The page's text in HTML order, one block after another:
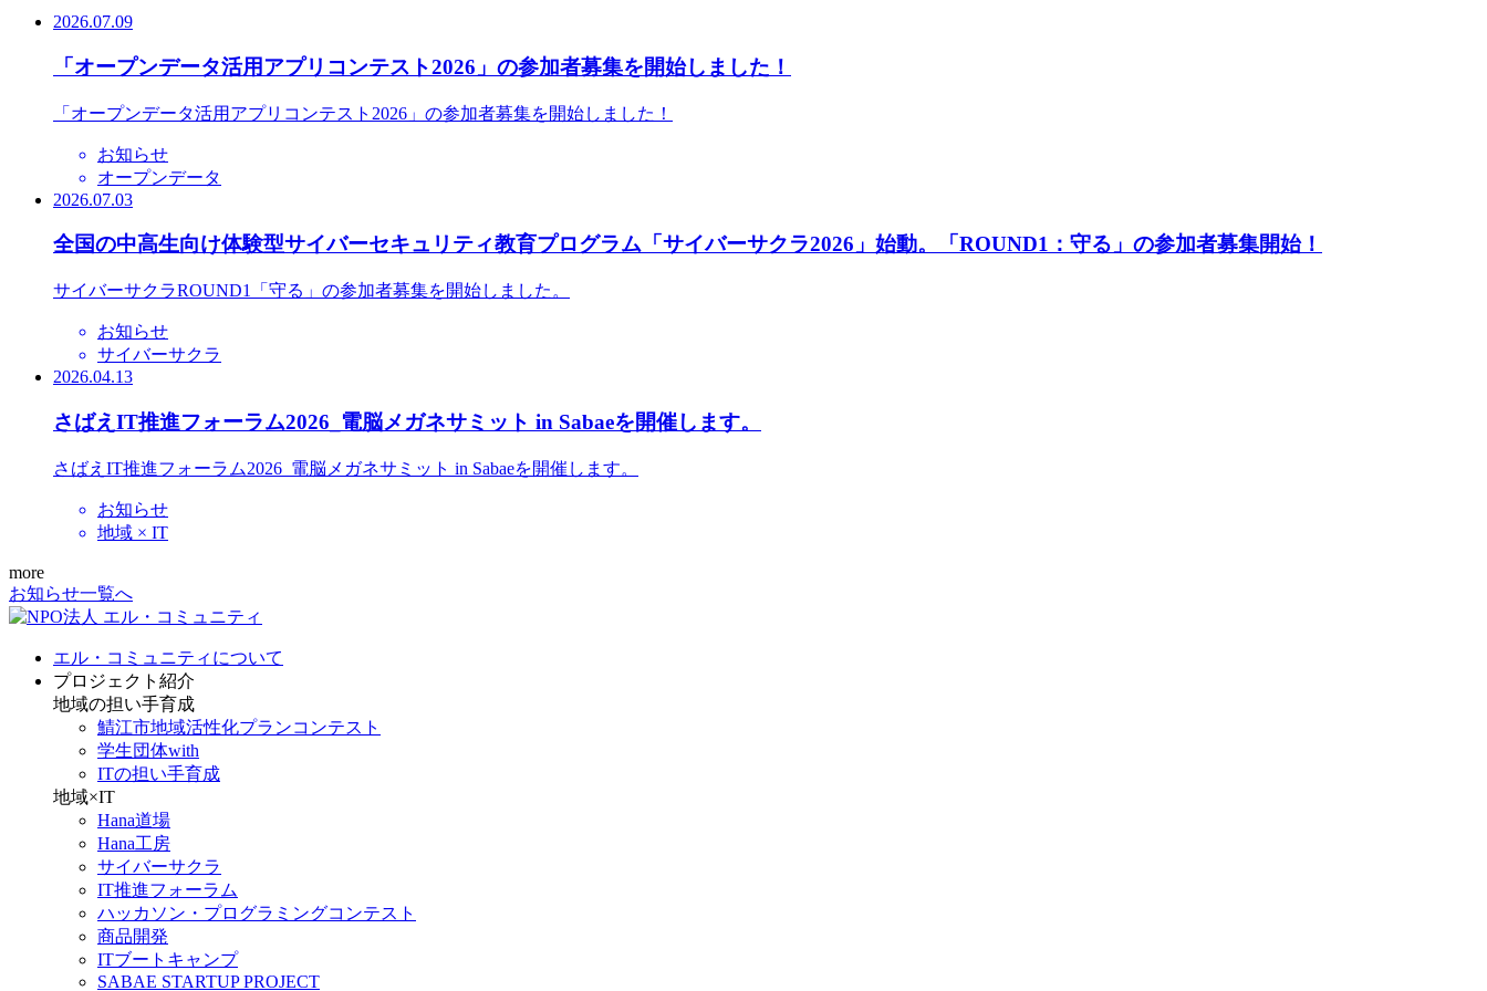
2026.07.09
「オープンデータ活用アプリコンテスト2026」の参加者募集を開始しました！
「オープンデータ活用アプリコンテスト2026」の参加者募集を開始しました！
お知らせ
オープンデータ
2026.07.03
全国の中高生向け体験型サイバーセキュリティ教育プログラム「サイバーサクラ2026」始動。「ROUND1：守る」の参加者募集開始！
サイバーサクラROUND1「守る」の参加者募集を開始しました。
お知らせ
サイバーサクラ
2026.04.13
さばえIT推進フォーラム2026_電脳メガネサミット in Sabaeを開催します。
さばえIT推進フォーラム2026_電脳メガネサミット in Sabaeを開催します。
お知らせ
地域 × IT
more
お知らせ一覧へ
エル・コミュニティについて
プロジェクト紹介
地域の担い手育成
鯖江市地域活性化プランコンテスト
学生団体with
ITの担い手育成
地域×IT
Hana道場
Hana工房
サイバーサクラ
IT推進フォーラム
ハッカソン・プログラミングコンテスト
商品開発
ITブートキャンプ
SABAE STARTUP PROJECT